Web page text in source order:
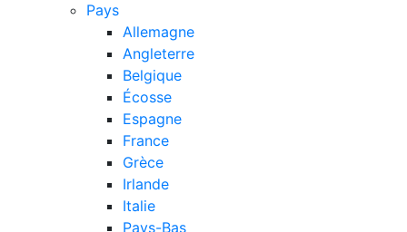
Pays
Allemagne
Angleterre
Belgique
Écosse
Espagne
France
Grèce
Irlande
Italie
Pays-Bas